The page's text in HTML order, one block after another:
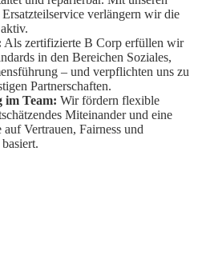
verlängern wir die
Als zertifizierte B Corp erfüllen wir
in den Bereichen Soziales,
– und verpflichten uns zu
Partnerschaften.
im Team: Wir fördern flexible
Miteinander und eine
Vertrauen, Fairness und